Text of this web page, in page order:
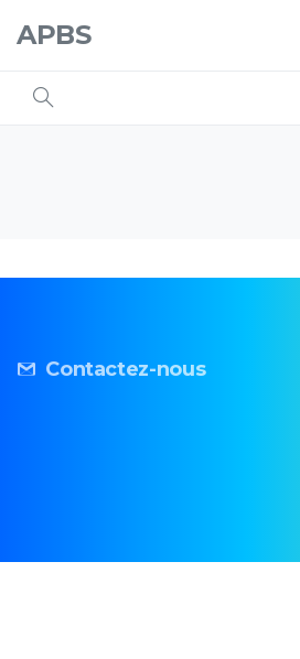
APBS
Contactez-nous